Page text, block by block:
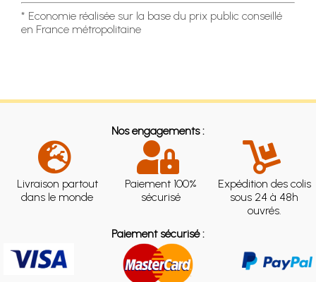
* Economie réalisée sur la base du prix public conseillé
en France métropolitaine
Nos engagements :
Livraison partout
dans le monde
Paiement 100%
sécurisé
Expédition des colis
sous 24 à 48h
ouvrés.
Paiement sécurisé :